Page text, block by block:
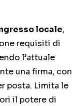
locale,
requisiti di
l’attuale
una firma, con
posta. Limita le
il potere di